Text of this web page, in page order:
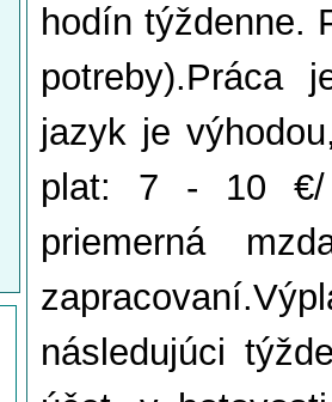
hodín týždenne.
potreby).Práca
jazyk je
plat: 7 - 10 €/
priemerná
následujúci